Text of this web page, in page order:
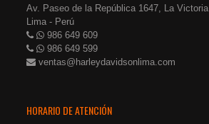
Av. Paseo de la República 1647, La Victoria
Lima - Perú
986 649 609
986 649 599
ventas@harleydavidsonlima.com
HORARIO DE ATENCIÓN